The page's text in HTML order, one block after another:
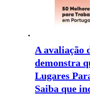
A avaliação
demonstra
Lugares
Saiba que